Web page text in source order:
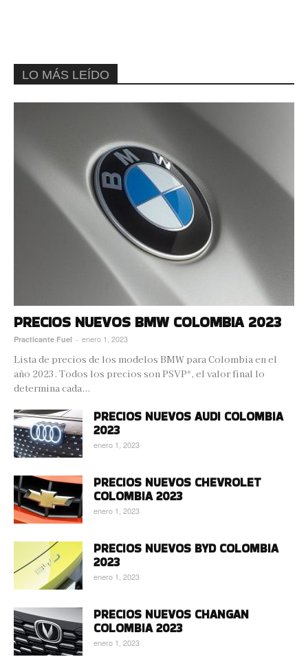
LO MÁS LEÍDO
PRECIOS NUEVOS BMW COLOMBIA 2023
Practicante Fuel - enero 1, 2023
Lista de precios de los modelos BMW para Colombia en el
año 2023. Todos los precios son PSVP*, el valor final lo
determina cada...
PRECIOS NUEVOS AUDI COLOMBIA
2023
enero 1, 2023
PRECIOS NUEVOS CHEVROLET
COLOMBIA 2023
enero 1, 2023
PRECIOS NUEVOS BYD COLOMBIA
2023
enero 1, 2023
PRECIOS NUEVOS CHANGAN
COLOMBIA 2023
enero 1, 2023